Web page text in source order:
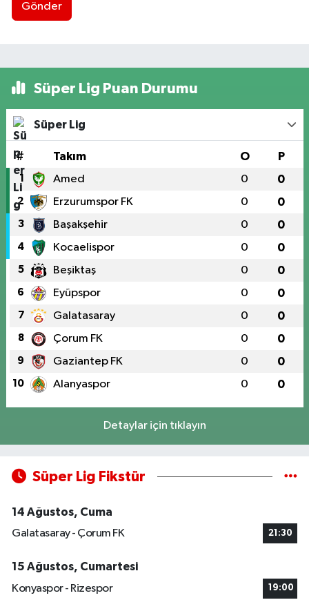
Gönder
Süper Lig Puan Durumu
Süper Lig
# Takım O P
1 Amed 0 0
2 Erzurumspor FK 0 0
3 Başakşehir 0 0
4 Kocaelispor 0 0
5 Beşiktaş 0 0
6 Eyüpspor 0 0
7 Galatasaray 0 0
8 Çorum FK 0 0
9 Gaziantep FK 0 0
10 Alanyaspor 0 0
Detaylar için tıklayın
Süper Lig Fikstür
14 Ağustos, Cuma
Galatasaray - Çorum FK
21:30
15 Ağustos, Cumartesi
Konyaspor - Rizespor
19:00